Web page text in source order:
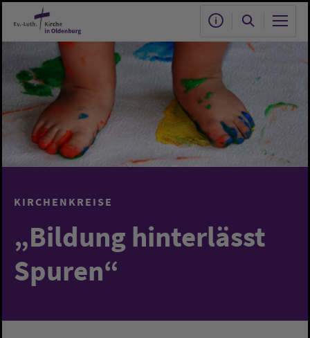
Zum Hauptinhalt springen
KIRCHENKREISE
„Bildung hinterlässt
Spuren“